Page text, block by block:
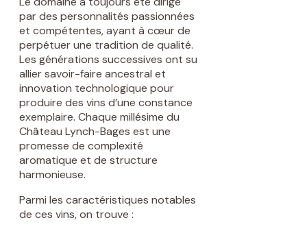
par des personnalités passionnées
et compétentes, ayant à cœur de
perpétuer une tradition de qualité.
Les générations successives ont su
allier savoir-faire ancestral et
innovation technologique pour
produire des vins d’une constance
exemplaire. Chaque millésime du
Château Lynch-Bages est une
promesse de complexité
aromatique et de structure
harmonieuse.
Parmi les caractéristiques notables
de ces vins, on trouve :